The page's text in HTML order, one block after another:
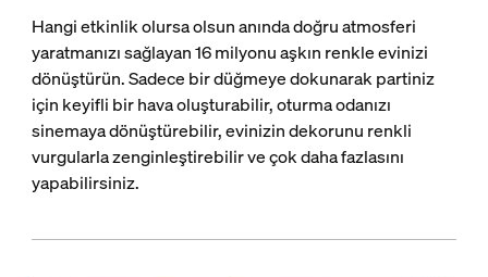
Hangi etkinlik olursa olsun anında doğru atmosferi
yaratmanızı sağlayan 16 milyonu aşkın renkle evinizi
dönüştürün. Sadece bir düğmeye dokunarak partiniz
için keyifli bir hava oluşturabilir, oturma odanızı
sinemaya dönüştürebilir, evinizin dekorunu renkli
vurgularla zenginleştirebilir ve çok daha fazlasını
yapabilirsiniz.